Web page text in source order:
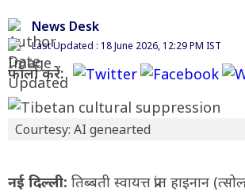
News Desk
Last Updated : 18 June 2026, 12:29 PM IST
फॉलो करें:
Courtesy: AI genearted
नई दिल्ली: तिब्बती स्वायत्त प्रांत हाइनान